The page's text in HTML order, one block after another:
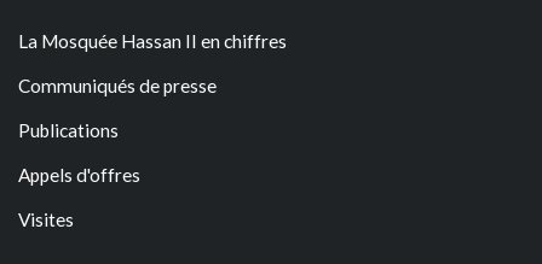
La Mosquée Hassan II en chiffres
Communiqués de presse
Publications
Appels d'offres
Visites